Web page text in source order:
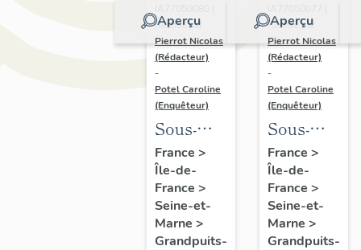
Aperçu
Réalisé par
Pierrot Nicolas
(Rédacteur)
-
Potel Caroline
(Enquêteur)
Sous-
dossier 6
:
installations
de
chargement
France >
Île-de-
France >
Seine-et-
Marne >
Grandpuits-
Aperçu
Réalisé par
Pierrot Nicolas
(Rédacteur)
-
Potel Caroline
(Enquêteur)
Sous-
dossier 3
: unités
de
stockage
de la
France >
Île-de-
France >
Seine-et-
Marne >
Grandpuits-